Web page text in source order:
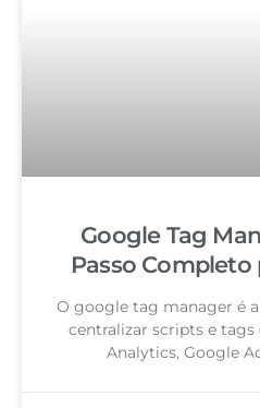
Google Tag
Passo
O google tag manager é
centralizar scripts e
Analytics, Google